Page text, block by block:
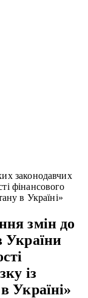
законодавчих
фінансового
в Україні»
змін до
України
із
Україні»